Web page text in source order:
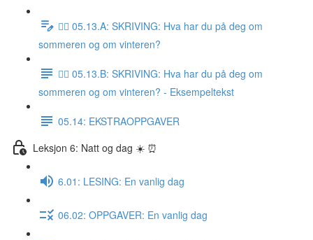
✍🏼 05.13.A: SKRIVING: Hva har du på deg om
sommeren og om vinteren?
✍🏼 05.13.B: SKRIVING: Hva har du på deg om
sommeren og om vinteren? - Eksempeltekst
05.14: EKSTRAOPPGAVER
Leksjon 6: Natt og dag ☀️ ⏰
6.01: LESING: En vanlig dag
06.02: OPPGAVER: En vanlig dag